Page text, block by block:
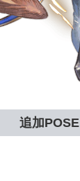
追加POSE